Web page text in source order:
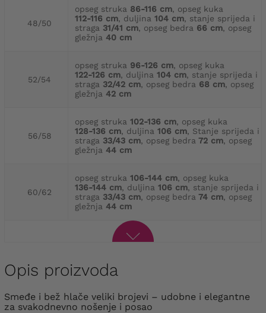
48/50
opseg struka 86-116 cm, opseg kuka
112-116 cm, duljina 104 cm, stanje sprijeda i
straga 31/41 cm, opseg bedra 66 cm, opseg
gležnja 40 cm
52/54
opseg struka 96-126 cm, opseg kuka
122-126 cm, duljina 104 cm, stanje sprijeda i
straga 32/42 cm, opseg bedra 68 cm, opseg
gležnja 42 cm
56/58
opseg struka 102-136 cm, opseg kuka
128-136 cm, duljina 106 cm, Stanje sprijeda i
straga 33/43 cm, opseg bedra 72 cm, opseg
gležnja 44 cm
60/62
opseg struka 106-144 cm, opseg kuka
136-144 cm, duljina 106 cm, stanje sprijeda i
straga 33/43 cm, opseg bedra 74 cm, opseg
gležnja 44 cm
Opis proizvoda
Smeđe i bež hlače veliki brojevi – udobne i elegantne
za svakodnevno nošenje i posao